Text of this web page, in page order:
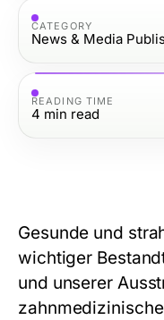
CATEGORY
News & Media
READING TIME
4 min read
Gesunde und
wichtiger
und unserer